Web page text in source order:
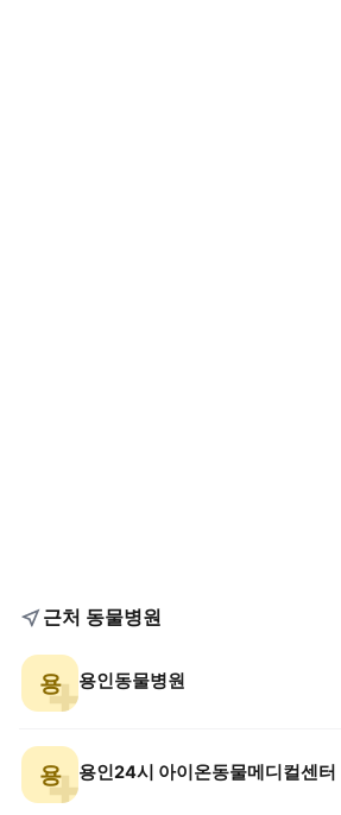
근처 동물병원
용 용인동물병원
용 용인24시 아이온동물메디컬센터